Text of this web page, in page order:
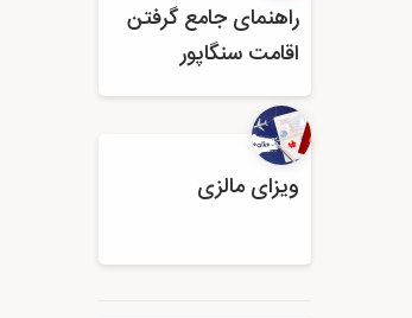
راهنمای جامع گرفتن
اقامت سنگاپور
ویزای مالزی